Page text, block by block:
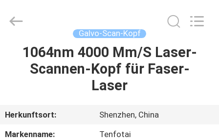
HAUS
ÜBER
UNS
markiert
Fournisseur.
lasermarkingmachine.com.
Galvo-Scan-Kopf
1064nm 4000 Mm/S Laser-
Scannen-Kopf für Faser-
Laser
Herkunftsort:
Shenzhen, China
Markenname:
Tenfotai